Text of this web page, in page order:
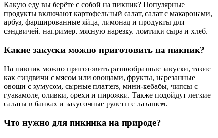
Какую еду вы берёте с собой на пикник? Популярные
продукты включают картофельный салат, салат с макаронами,
арбуз, фаршированные яйца, лимонад и продукты для
сэндвичей, например, мясную нарезку, ломтики сыра и хлеб.
Какие закуски можно приготовить на пикник?
На пикник можно приготовить разнообразные закуски, такие
как сэндвичи с мясом или овощами, фрукты, нарезанные
овощи с хумусом, сырные платters, мини-кебабы, чипсы с
гуакамоле, оливки, орехи и пирожки. Также подойдут легкие
салаты в банках и закусочные рулеты с лавашем.
Что нужно для пикника на природе?